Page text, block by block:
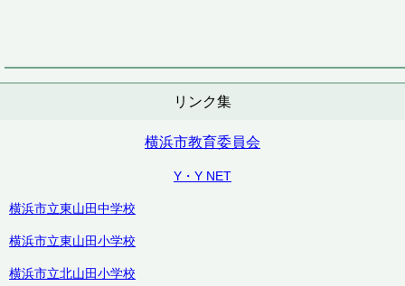
リンク集
横浜市教育委員会
Y・Y NET
横浜市立東山田中学校
横浜市立東山田小学校
横浜市立北山田小学校